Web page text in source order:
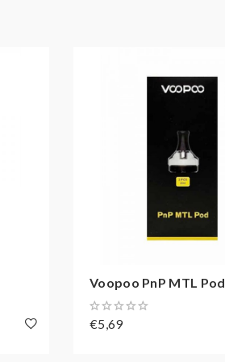
Voopoo PnP MTL Pod
€5,69